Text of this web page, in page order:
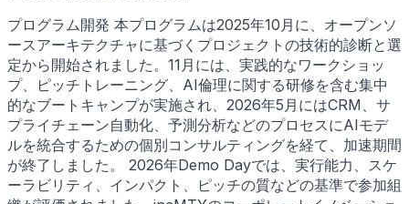
プログラム開発 本プログラムは2025年10月に、オープンソ
ースアーキテクチャに基づくプロジェクトの技術的診断と選
定から開始されました。11月には、実践的なワークショッ
プ、ピッチトレーニング、AI倫理に関する研修を含む集中
的なブートキャンプが実施され、2026年5月にはCRM、サ
プライチェーン自動化、予測分析などのプロセスにAIモデ
ルを統合するための個別コンサルティングを経て、加速期間
が終了しました。 2026年Demo Dayでは、実行能力、スケ
ーラビリティ、インパクト、ピッチの質などの基準で参加組